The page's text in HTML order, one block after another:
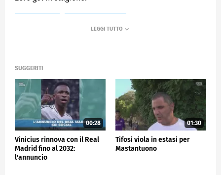
SUGGERITI
00:28
Vinicius rinnova con il Real
Madrid fino al 2032:
l'annuncio
01:30
Tifosi viola in estasi per
Mastantuono